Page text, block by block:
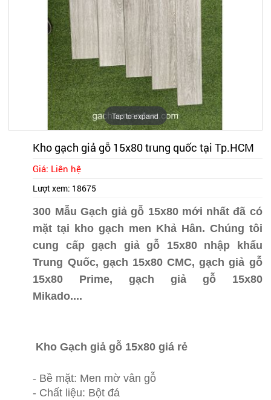
Tap to expand
Kho gạch giả gỗ 15x80 trung quốc tại Tp.HCM
Giá: Liên hệ
Lượt xem: 18675
300 Mẫu Gạch giả gỗ 15x80 mới nhất đã có
mặt tại kho gạch men Khả Hân. Chúng tôi
cung cấp gạch giả gỗ 15x80 nhập khẩu
Trung Quốc, gạch 15x80 CMC, gạch giả gỗ
15x80 Prime, gạch giả gỗ 15x80
Mikado....
Kho Gạch giả gỗ 15x80 giá rẻ
- Bề mặt: Men mờ vân gỗ
- Chất liệu: Bột đá